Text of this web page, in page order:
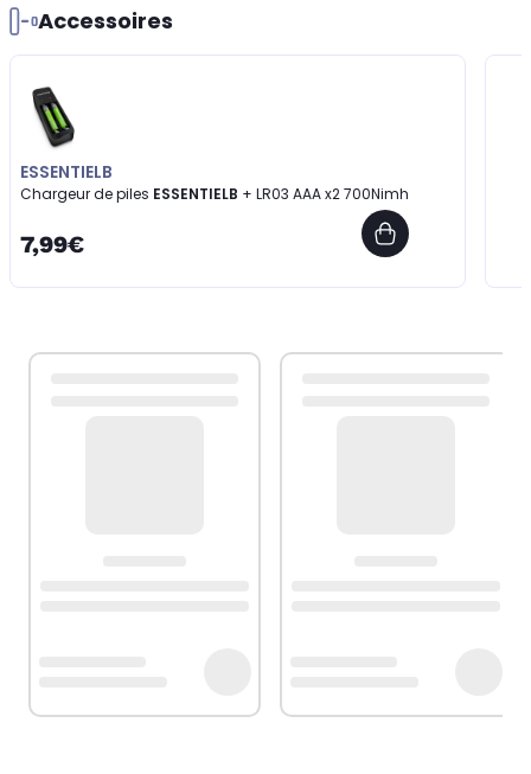
Accessoires
ESSENTIELB
Chargeur de piles ESSENTIELB + LR03 AAA x2 700Nimh
7,99€